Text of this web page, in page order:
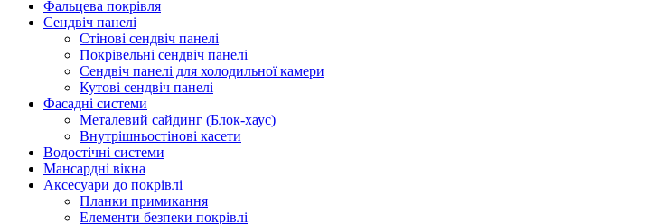
Фальцева покрівля
Сендвіч панелі
Стінові сендвіч панелі
Покрівельні сендвіч панелі
Сендвіч панелі для холодильної камери
Кутові сендвіч панелі
Фасадні системи
Металевий сайдинг (Блок-хаус)
Внутрішньостінові касети
Водостічні системи
Мансардні вікна
Аксесуари до покрівлі
Планки примикання
Елементи безпеки покрівлі